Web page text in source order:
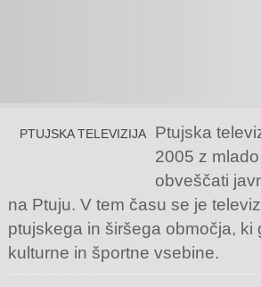
PTUJSKA TELEVIZIJA
Ptujska
2005 z
obveščati
na Ptuju. V tem času se je
ptujskega in širšega območja,
kulturne in športne vsebine.